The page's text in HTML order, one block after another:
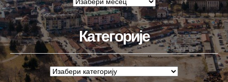
Категорије